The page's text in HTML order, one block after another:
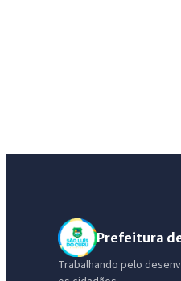
Prefeitura
Trabalhando pelo